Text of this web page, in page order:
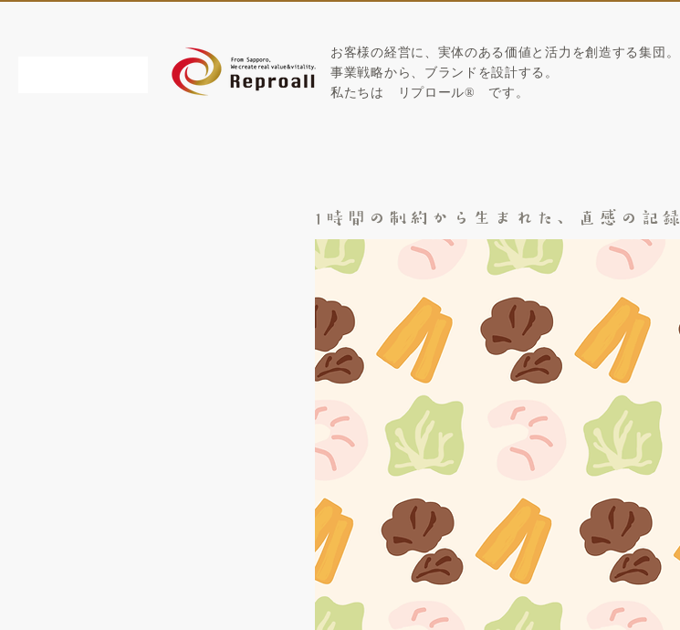
お客様の経営に、実体のある価値と活力を創造する集団。
​事業戦略から、ブランドを設計する。
私たちは
リプロール® です。
1時間の制約から生まれた、直感の記録